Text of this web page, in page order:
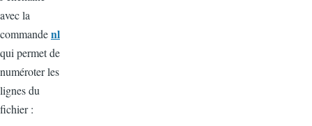
avec la
commandenl
qui permet de
numéroter les
lignes du
fichier :